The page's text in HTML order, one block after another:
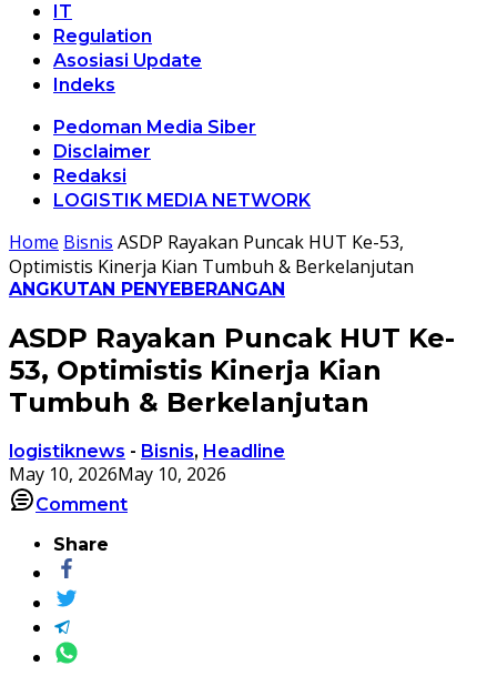
IT
Regulation
Asosiasi Update
Indeks
Pedoman Media Siber
Disclaimer
Redaksi
LOGISTIK MEDIA NETWORK
Home Bisnis ASDP Rayakan Puncak HUT Ke-53,
Optimistis Kinerja Kian Tumbuh & Berkelanjutan
ANGKUTAN PENYEBERANGAN
ASDP Rayakan Puncak HUT Ke-
53, Optimistis Kinerja Kian
Tumbuh & Berkelanjutan
logistiknews - Bisnis, Headline
May 10, 2026May 10, 2026
Comment
Share